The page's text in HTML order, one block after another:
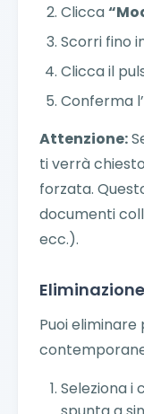
Clicca
Scorri fino
Clicca il
Conferma
Attenzione:
ti verrà
forzata.
documenti
ecc.).
Puoi eliminare
Seleziona i